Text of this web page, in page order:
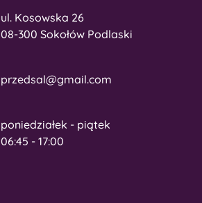
ul. Kosowska 26
08-300 Sokołów Podlaski
przedsal@gmail.com
poniedziałek - piątek
06:45 - 17:00